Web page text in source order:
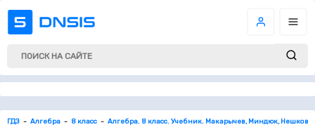
ГДЗ Алгебра 8 класс Алгебра. 8 класс. Учебник. Макарычев, Миндюк, Нешков,